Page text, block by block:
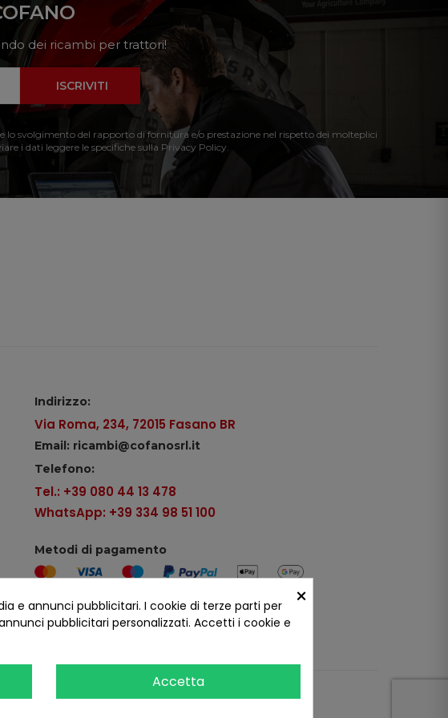
dei ricambi per trattori!
ISCRIVITI
lo svolgimento del rapporto di fornitura e/o prestazione nel rispetto dei molteplici
i dati leggere le specifiche sulla Privacy Policy.
Indirizzo:
Via Roma, 234, 72015 Fasano BR
Email: ricambi@cofanosrl.it
Telefono:
Tel.: +39 080 44 13 478
WhatsApp: +39 334 98 51 100
Metodi di pagamento
Seguici sui social ×
e annunci pubblicitari. I cookie di terze parti per
pubblicitari personalizzati. Accetti i cookie e
Accetta